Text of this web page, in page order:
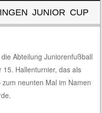
JUNIOR CUP
Abteilung Juniorenfußball
Hallenturnier, das als
neunten Mal im Namen